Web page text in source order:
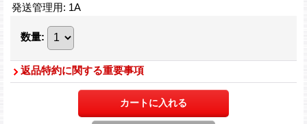
発送管理用: 1A
数量:
返品特約に関する重要事項